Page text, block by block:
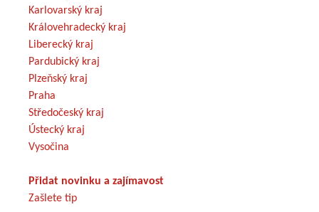
Karlovarský kraj
Královehradecký kraj
Liberecký kraj
Pardubický kraj
Plzeňský kraj
Praha
Středočeský kraj
Ústecký kraj
Vysočina
Přidat novinku a zajímavost
Zašlete tip